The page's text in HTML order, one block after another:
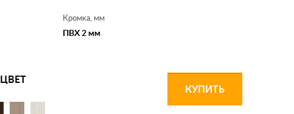
Кромка, мм
ПВХ 2 мм
КУПИТЬ